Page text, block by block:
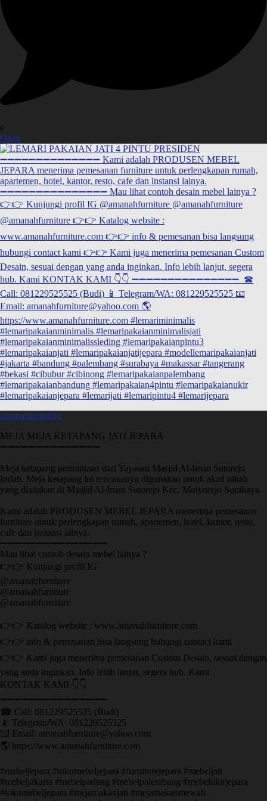
0
Open
amanahfurniture
MEJA MEJA KETAPANG JATI JEPARA
➖➖➖➖➖➖➖➖➖➖➖➖➖➖
Meja ketapang permintaan dari Yayasan Masjid Al-Iman Sutorejo
Indah. Meja ketapang ini rencananya digunakan untuk akad nikah
yang diadakan di Masjid Al-Iman Sutorejo Kec. Mulyorejo Surabaya.
Kami adalah PRODUSEN MEBEL JEPARA menerima pemesanan
furniture untuk perlengkapan rumah, apartemen, hotel, kantor, resto,
cafe dan instansi lainya.
➖➖➖➖➖➖➖➖➖➖➖➖➖➖➖
Mau lihat contoh desain mebel lainya ?
👉👉 Kunjungi profil IG
@amanahfurniture
@amanahfurniture
@amanahfurniture
👉👉 Katalog website : www.amanahfurniture.com
👉👉 info & pemesanan bisa langsung hubungi contact kami
👉👉 Kami juga menerima pemesanan Custom Desain, sesuai dengan
yang anda inginkan. Info lebih lanjut, segera hub. Kami
KONTAK KAMI 👇👇
➖➖➖➖➖➖➖➖➖➖➖➖➖➖➖ ㅤ
☎ Call: 081229525525 (Budi)
📱 Telegram/WA: 081229525525
📧 Email: amanahfurniture@yahoo.com
🌎 https://www.amanahfurniture.com
#mebeljepara #tokomebeljepara #furniturejepara #mebeljati
#mebeljakarta #mebelpadang #mebelpalembang #mebelukirjepara
#tokomebeljepara #mejamakanjati #mejamakanmewah